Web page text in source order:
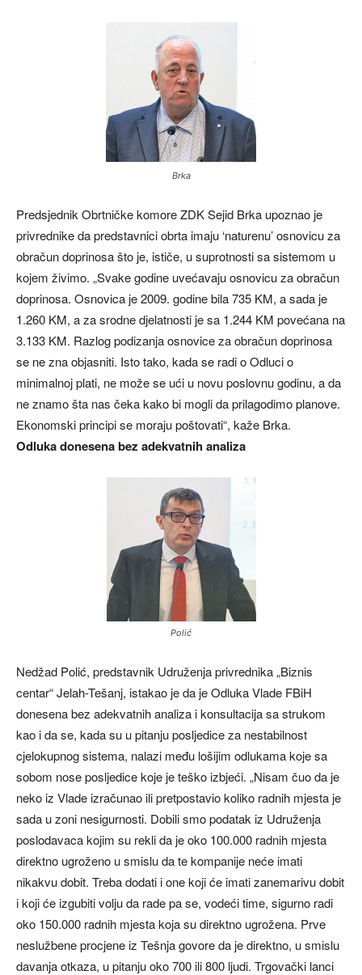
Brka
Predsjednik Obrtničke komore ZDK Sejid Brka upoznao je
privrednike da predstavnici obrta imaju ‘naturenu’ osnovicu za
obračun doprinosa što je, ističe, u suprotnosti sa sistemom u
kojem živimo. „Svake godine uvećavaju osnovicu za obračun
doprinosa. Osnovica je 2009. godine bila 735 KM, a sada je
1.260 KM, a za srodne djelatnosti je sa 1.244 KM povećana na
3.133 KM. Razlog podizanja osnovice za obračun doprinosa
se ne zna objasniti. Isto tako, kada se radi o Odluci o
minimalnoj plati, ne može se ući u novu poslovnu godinu, a da
ne znamo šta nas čeka kako bi mogli da prilagodimo planove.
Ekonomski principi se moraju poštovati“, kaže Brka.
Odluka donesena bez adekvatnih analiza
Polić
Nedžad Polić, predstavnik Udruženja privrednika „Biznis
centar“ Jelah-Tešanj, istakao je da je Odluka Vlade FBiH
donesena bez adekvatnih analiza i konsultacija sa strukom
kao i da se, kada su u pitanju posljedice za nestabilnost
cjelokupnog sistema, nalazi među lošijim odlukama koje sa
sobom nose posljedice koje je teško izbjeći. „Nisam čuo da je
neko iz Vlade izračunao ili pretpostavio koliko radnih mjesta je
sada u zoni nesigurnosti. Dobili smo podatak iz Udruženja
poslodavaca kojim su rekli da je oko 100.000 radnih mjesta
direktno ugroženo u smislu da te kompanije neće imati
nikakvu dobit. Treba dodati i one koji će imati zanemarivu dobit
i koji će izgubiti volju da rade pa se, vodeći time, sigurno radi
oko 150.000 radnih mjesta koja su direktno ugrožena. Prve
neslužbene procjene iz Tešnja govore da je direktno, u smislu
davanja otkaza, u pitanju oko 700 ili 800 ljudi. Trgovački lanci